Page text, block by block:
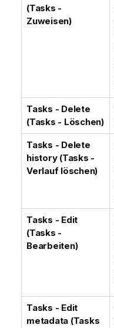
(Tasks -
Zuweisen)
Tasks - Delete
(Tasks - Löschen)
Tasks - Delete
history (Tasks -
Verlauf löschen)
Tasks - Edit
(Tasks -
Bearbeiten)
Tasks - Edit
metadata (Tasks